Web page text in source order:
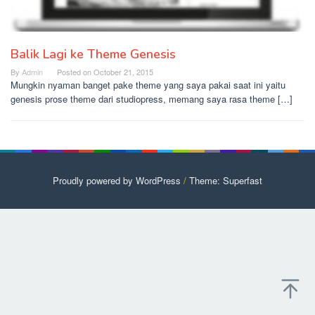
Balik Lagi ke Theme Genesis
By Admin Posted onOctober 21, 2015
Mungkin nyaman banget pake theme yang saya pakai saat ini yaitu
genesis prose theme dari studiopress, memang saya rasa theme […]
Proudly powered by WordPress / Theme: Superfast